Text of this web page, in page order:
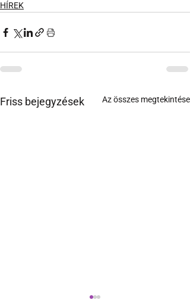
HÍREK
Friss bejegyzések Az összes megtekintése